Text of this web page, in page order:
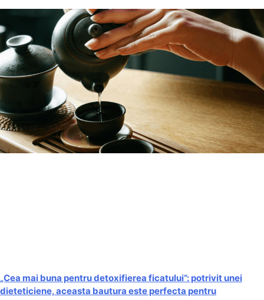
„Cea mai buna pentru detoxifierea ficatului”: potrivit unei
dieteticiene, aceasta bautura este perfecta pentru